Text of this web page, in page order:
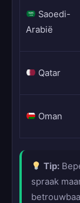
Saoedi-
Arabië
Qatar
Oman
Tip:
spraak